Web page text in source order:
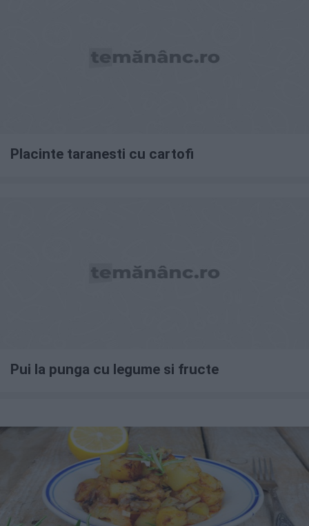
Placinte taranesti cu cartofi
Pui la punga cu legume si fructe